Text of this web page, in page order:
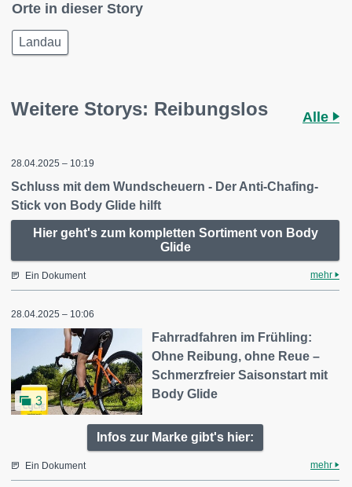
Orte in dieser Story
Landau
Weitere Storys: Reibungslos Alle
28.04.2025 – 10:19
Schluss mit dem Wundscheuern - Der Anti-Chafing-
Stick von Body Glide hilft
Hier geht's zum kompletten Sortiment von Body
Glide
Ein Dokument mehr
28.04.2025 – 10:06
3
Fahrradfahren im Frühling:
Ohne Reibung, ohne Reue –
Schmerzfreier Saisonstart mit
Body Glide
Infos zur Marke gibt's hier:
Ein Dokument mehr